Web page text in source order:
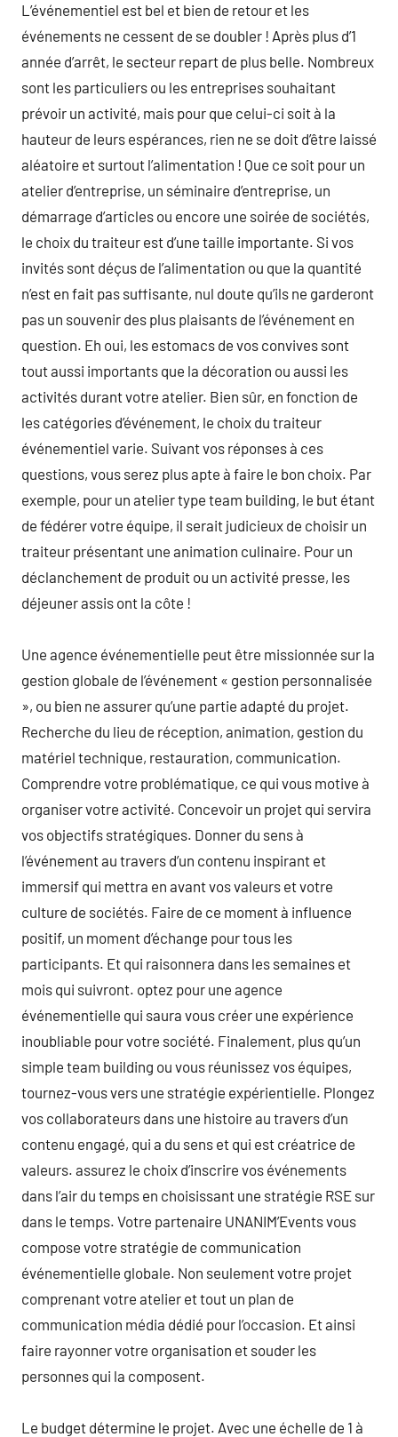
L’événementiel est bel et bien de retour et les
événements ne cessent de se doubler ! Après plus d’1
année d’arrêt, le secteur repart de plus belle. Nombreux
sont les particuliers ou les entreprises souhaitant
prévoir un activité, mais pour que celui-ci soit à la
hauteur de leurs espérances, rien ne se doit d’être laissé
aléatoire et surtout l’alimentation ! Que ce soit pour un
atelier d’entreprise, un séminaire d’entreprise, un
démarrage d’articles ou encore une soirée de sociétés,
le choix du traiteur est d’une taille importante. Si vos
invités sont déçus de l’alimentation ou que la quantité
n’est en fait pas suffisante, nul doute qu’ils ne garderont
pas un souvenir des plus plaisants de l’événement en
question. Eh oui, les estomacs de vos convives sont
tout aussi importants que la décoration ou aussi les
activités durant votre atelier. Bien sûr, en fonction de
les catégories d’événement, le choix du traiteur
événementiel varie. Suivant vos réponses à ces
questions, vous serez plus apte à faire le bon choix. Par
exemple, pour un atelier type team building, le but étant
de fédérer votre équipe, il serait judicieux de choisir un
traiteur présentant une animation culinaire. Pour un
déclanchement de produit ou un activité presse, les
déjeuner assis ont la côte !
Une agence événementielle peut être missionnée sur la
gestion globale de l’événement « gestion personnalisée
», ou bien ne assurer qu’une partie adapté du projet.
Recherche du lieu de réception, animation, gestion du
matériel technique, restauration, communication.
Comprendre votre problématique, ce qui vous motive à
organiser votre activité. Concevoir un projet qui servira
vos objectifs stratégiques. Donner du sens à
l’événement au travers d’un contenu inspirant et
immersif qui mettra en avant vos valeurs et votre
culture de sociétés. Faire de ce moment à influence
positif, un moment d’échange pour tous les
participants. Et qui raisonnera dans les semaines et
mois qui suivront. optez pour une agence
événementielle qui saura vous créer une expérience
inoubliable pour votre société. Finalement, plus qu’un
simple team building ou vous réunissez vos équipes,
tournez-vous vers une stratégie expérientielle. Plongez
vos collaborateurs dans une histoire au travers d’un
contenu engagé, qui a du sens et qui est créatrice de
valeurs. assurez le choix d’inscrire vos événements
dans l’air du temps en choisissant une stratégie RSE sur
dans le temps. Votre partenaire UNANIM’Events vous
compose votre stratégie de communication
événementielle globale. Non seulement votre projet
comprenant votre atelier et tout un plan de
communication média dédié pour l’occasion. Et ainsi
faire rayonner votre organisation et souder les
personnes qui la composent.
Le budget détermine le projet. Avec une échelle de 1 à